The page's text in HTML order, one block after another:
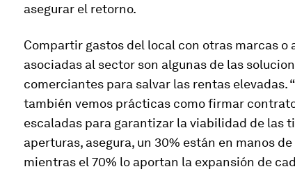
asegurar el retorno.
Compartir gastos del local con otras marcas
asociadas al sector son algunas de las
comerciantes para salvar las rentas elevadas.
también vemos prácticas como firmar
escaladas para garantizar la viabilidad de las
aperturas, asegura, un 30% están en manos
mientras el 70% lo aportan la expansión de